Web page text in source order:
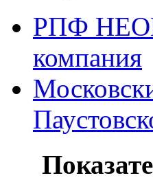
РПФ
компания